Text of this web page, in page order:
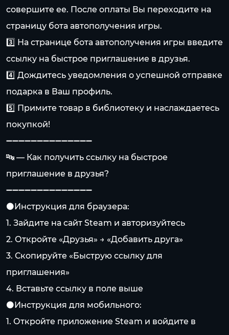
совершите ее. После оплаты Вы переходите на
страницу бота автополучения игры.
3️⃣ На странице бота автополучения игры введите
ссылку на быстрое приглашение в друзья.
4️⃣ Дождитесь уведомления о успешной отправке
подарка в Ваш профиль.
5️⃣ Примите товар в библиотеку и наслаждаетесь
покупкой!
➖➖➖➖➖➖➖➖➖➖➖➖➖➖
🔤 — Как получить ссылку на быстрое
приглашение в друзья?
➖➖➖➖➖➖➖➖➖➖➖➖➖➖
⚫️Инструкция для браузера:
1. Зайдите на сайт Steam и авторизуйтесь
2. Откройте «Друзья» → «Добавить друга»
3. Скопируйте «Быструю ссылку для
приглашения»
4. Вставьте ссылку в поле выше
⚫️Инструкция для мобильного:
1. Откройте приложение Steam и войдите в